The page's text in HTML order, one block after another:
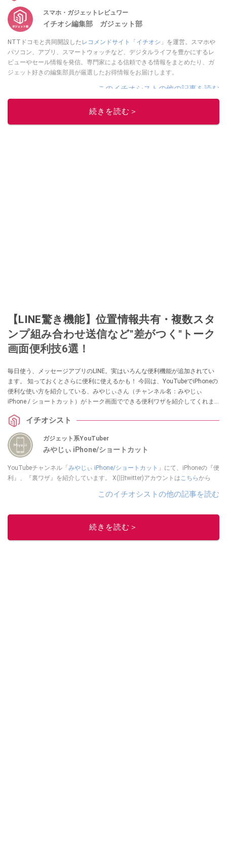
スマホ・ガジェットレビュワー
イチオシ編集部 ガジェット部
NTTドコモと共同開設した レコメンドサイト「イチオシ」 を運営。スマホや
パソコン、アプリ、スマートウォッチなど、デジタルライフを豊かにするレ
ビューやセール情報を発信。専門家による信頼できる情報をまとめたり、ガ
ジェット好きの編集部員が厳選したお得情報をお届けします。
このイチオシストの他の記事を読む
続きを読む＞
【LINE驚き機能】位置情報共有・複数スタ
ンプ組み合わせ送信など"差がつく"トーク
画面便利技6選！
毎日使う、メッセージアプリのLINE。実はいろんな便利機能が追加されてい
ます。 知っておくとさらに便利に使えるかも！ 今回は、YouTubeでiPhoneの
便利な使い方を紹介している、みやじぃさん（チャンネル名：みやじぃ
iPhone / ショートカット）がトーク画面でできる便利ワザを紹介してくれま
イチオシスト
ガジェット系YouTuber
みやじぃ iPhone/ショートカット
YouTubeチャンネル「 みやじぃ iPhone/ショートカット 」にて、iPhoneの『便
利』、『裏ワザ』を紹介しています。 X(旧twitter)アカウントはこちらから
このイチオシストの他の記事を読む
続きを読む＞